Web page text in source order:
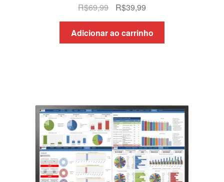
R$69,99
O
preço
original
era:
R$39,99O
preço
atual
é:
Adicionar ao carrinho